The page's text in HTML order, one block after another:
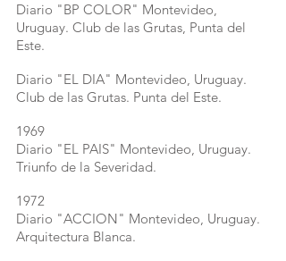
Diario "BP COLOR" Montevideo,
Uruguay. Club de las Grutas, Punta del
Este.
Diario "EL DIA" Montevideo, Uruguay.
Club de las Grutas. Punta del Este.
1969
Diario "EL PAIS" Montevideo, Uruguay.
Triunfo de la Severidad.
1972
Diario "ACCION" Montevideo, Uruguay.
Arquitectura Blanca.